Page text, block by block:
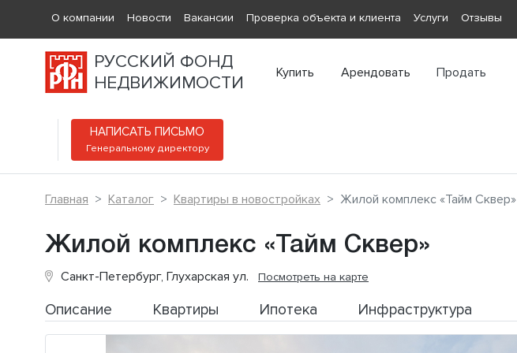
О компании Новости Вакансии Проверка объекта и клиента Услуги Отзывы
РУССКИЙ ФОНД
НЕДВИЖИМОСТИ
Купить Арендовать Продать
НАПИСАТЬ ПИСЬМО
Генеральному директору
Главная Каталог Квартиры в новостройках Жилой комплекс «Тайм Сквер»
Жилой комплекс «Тайм Сквер»
Санкт-Петербург, Глухарская ул. Посмотреть на карте
Описание Квартиры Ипотека Инфраструктура